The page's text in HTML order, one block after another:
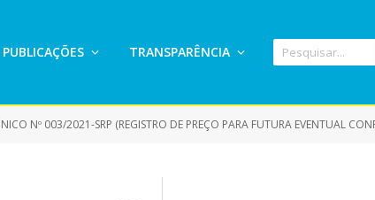
PUBLICAÇÕES TRANSPARÊNCIA
Nº 003/2021-SRP (REGISTRO DE PREÇO PARA FUTURA EVENTUAL CONFECÇÃO DE